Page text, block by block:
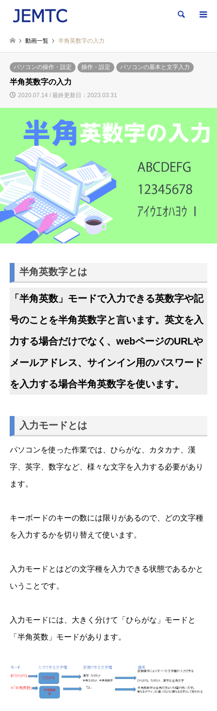
検索
動画一覧 半角英数字の入力
パソコンの操作・設定 操作・設定 パソコンの基本と文字入力
半角英数字の入力
2020.07.14 / 最終更新日：2023.03.31
半角英数字とは
「半角英数」モードで入力できる英数字や記
号のことを半角英数字と言います。英文を入
力する場合だけでなく、webページのURLや
メールアドレス、サインイン用のパスワード
を入力する場合半角英数字を使います。
入力モードとは
パソコンを使った作業では、ひらがな、カタカナ、漢
字、英字、数字など、様々な文字を入力する必要があり
ます。
キーボードのキーの数には限りがあるので、どの文字種
を入力するかを切り替えて使います。
入力モードとはどの文字種を入力できる状態であるかと
いうことです。
入力モードには、大きく分けて「ひらがな」モードと
「半角英数」モードがあります。